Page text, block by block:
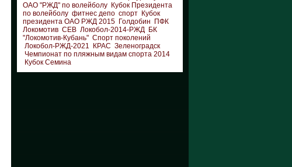
ОАО "РЖД" по волейболу Кубок Президента
по волейболу фитнес депо спорт Кубок
президента ОАО РЖД 2015 Голдобин
ПФК
Локомотив СЕВ Локобол-2014-РЖД БК
"Локомотив-Кубань" Спорт поколений
Локобол-РЖД-2021
КРАС Зеленоградск
Чемпионат по пляжным видам спорта 2014
Кубок Семина